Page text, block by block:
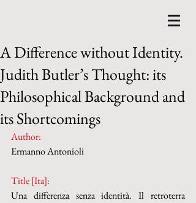
A Difference without Identity.
Judith Butler’s Thought: its
Philosophical Background and
its Shortcomings
Author:
Ermanno Antonioli
Title [Ita]:
Una differenza senza identità. Il retroterra